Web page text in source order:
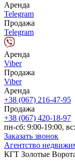
Аренда
Telegram
Продажа
Telegram
Аренда
Viber
Продажа
Viber
Аренда
+38 (067) 216-47-95
Продажа
+38 (067) 420-18-97
пн-сб: 9:00-19:00,
Заказать звонок
Агентство
КГТ Золотые